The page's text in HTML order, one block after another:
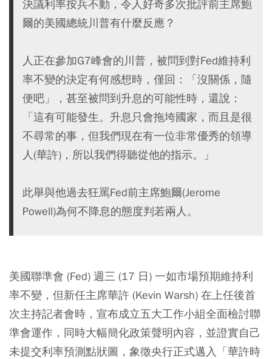
決議利率按兵不動，令人好奇多次批評前主席鮑
爾的美國總統川普有什麼反應？
人正在參加G7峰會的川普，被問到對Fed維持利
率不變的決定有何感想時，僅回：「沒關係，隨
便吧」，甚至被問到升息的可能性時，還說：
「這有可能發生。升息只會拖垮國家，而且是很
不尋常的事，但我們現在有一位非常優秀的領導
人(華許)，所以我們得聽從他的指示。」
此舉與他過去狂罵Fed前主席鮑爾(Jerome
Powell)為何不降息的態度判若兩人。
美國聯準會 (Fed) 週三 (17 日) 一如市場預期維持利
率不變，但新任主席華許 (Kevin Warsh) 在上任後首
次主持記者會時，宣布成立五大工作小組全面檢討聯
準會運作，同時大幅簡化政策聲明內容，並證實自己
未提交利率預測點狀圖，象徵央行正式邁入「華許時